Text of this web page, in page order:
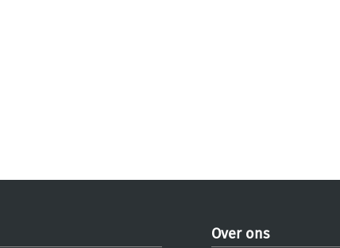
Over ons